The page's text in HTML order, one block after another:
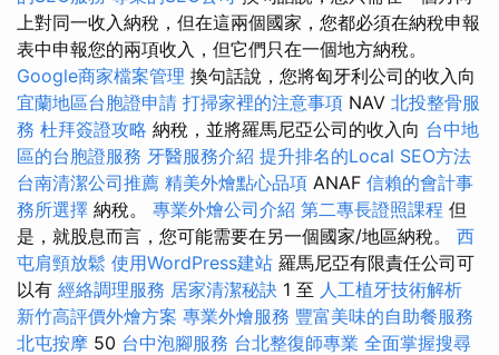
上對同一收入納稅，但在這兩個國家，您都必須在納稅申報
表中申報您的兩項收入，但它們只在一個地方納稅。
Google商家檔案管理 換句話說，您將匈牙利公司的收入向
宜蘭地區台胞證申請 打掃家裡的注意事項 NAV 北投整骨服
務 杜拜簽證攻略 納稅，並將羅馬尼亞公司的收入向 台中地
區的台胞證服務 牙醫服務介紹 提升排名的Local SEO方法
台南清潔公司推薦 精美外燴點心品項 ANAF 信賴的會計事
務所選擇 納稅。 專業外燴公司介紹 第二專長證照課程 但
是，就股息而言，您可能需要在另一個國家/地區納稅。 西
屯肩頸放鬆 使用WordPress建站 羅馬尼亞有限責任公司可
以有 經絡調理服務 居家清潔秘訣 1 至 人工植牙技術解析
新竹高評價外燴方案 專業外燴服務 豐富美味的自助餐服務
北屯按摩 50 台中泡腳服務 台北整復師專業 全面掌握搜尋